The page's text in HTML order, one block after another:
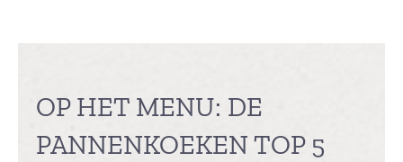
OP HET MENU: DE
PANNENKOEKEN TOP 5